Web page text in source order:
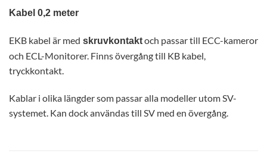
Kabel 0,2 meter
EKB kabel är med skruvkontaktoch passar till ECC-kameror
och ECL-Monitorer. Finns övergång till KB kabel,
tryckkontakt.
Kablar i olika längder som passar alla modeller utom SV-
systemet. Kan dock användas till SV med en övergång.